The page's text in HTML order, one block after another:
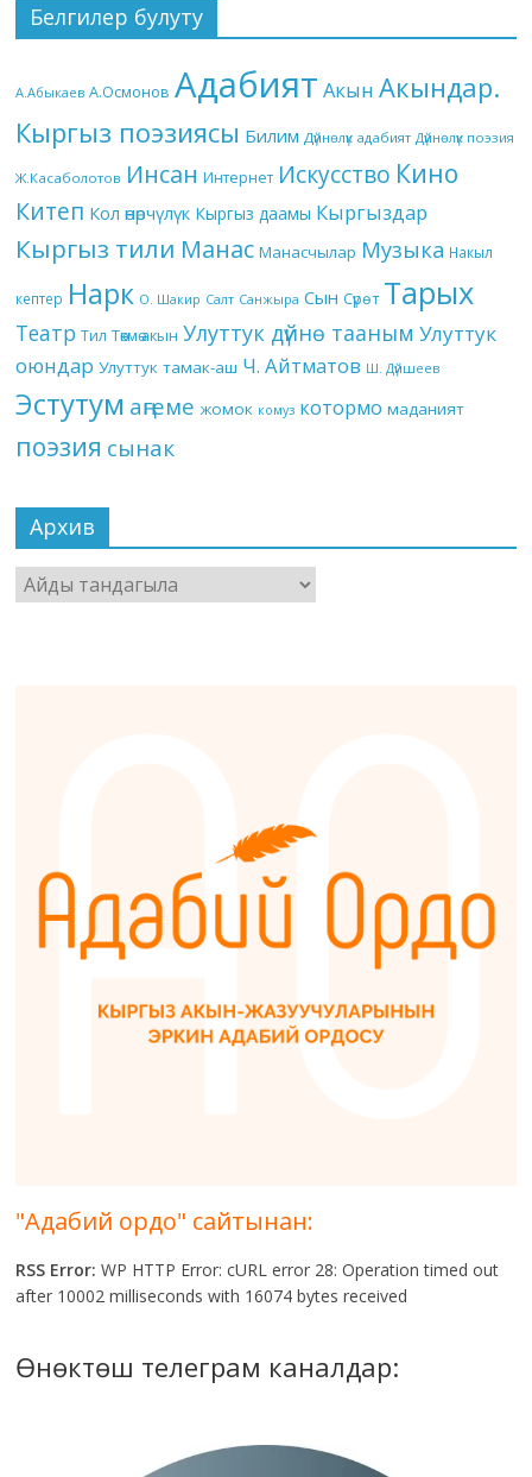
Белгилер булуту
А.Абыкаев А.Осмонов Адабият Акын Акындар.
Кыргыз поэзиясы Билим Дүйнөлүк адабият Дүйнөлүк поэзия
Ж.Касаболотов Инсан Интернет Искусство Кино
Китеп Кол өнөрчүлүк Кыргыз даамы Кыргыздар
Кыргыз тили Манас Манасчылар Музыка Накыл
кептер Нарк О. Шакир Салт Санжыра Сын Сүрөт Тарых
Театр Тил Төкмө акын Улуттук дүйнө тааным Улуттук
оюндар Улуттук тамак-аш Ч. Айтматов Ш. Дүйшеев
Эстутум аңгеме жомок комуз котормо маданият
поэзия сынак
Архив
Архив
"Адабий ордо" сайтынан:
RSS Error: WP HTTP Error: cURL error 28: Operation timed out
after 10002 milliseconds with 16074 bytes received
Өнөктөш телеграм каналдар: